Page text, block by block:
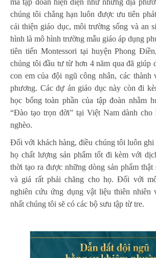
mà tập đoàn hiện diện như những địa
chúng tôi chẳng hạn luôn được ưu tiên
cải thiện giáo dục, môi trường sống và an
hình là mô hình trường mẫu giáo áp dụng
tiên tiến Montessori tại huyện Phong
chúng tôi đầu tư từ hơn 4 năm qua đã giúp
con em của đội ngũ công nhân, các thành
phương. Các dự án giáo dục này còn đi
học bổng toàn phần của tập đoàn nhằm
“Đào tạo trọn đời” tại Việt Nam dành cho
nghèo.
Đối với khách hàng, điều chúng tôi luôn ghi
họ chất lượng sản phẩm tốt đi kèm với
thời tạo ra được những dòng sản phẩm thật
và giá rất phải chăng cho họ. Đối với
nghiên cứu ứng dụng vật liệu thiên nhiên
nhất chúng tôi sẽ có các bộ sưu tập từ tre.